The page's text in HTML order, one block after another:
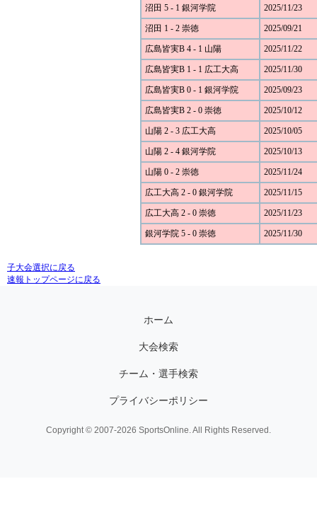
沼田 5 - 1 銀河学院 2025/11/23
沼田 1 - 2 崇徳 2025/09/21
広島皆実B 4 - 1 山陽 2025/11/22
広島皆実B 1 - 1 広工大高 2025/11/30
広島皆実B 0 - 1 銀河学院 2025/09/23
広島皆実B 2 - 0 崇徳 2025/10/12
山陽 2 - 3 広工大高 2025/10/05
山陽 2 - 4 銀河学院 2025/10/13
山陽 0 - 2 崇徳 2025/11/24
広工大高 2 - 0 銀河学院 2025/11/15
広工大高 2 - 0 崇徳 2025/11/23
銀河学院 5 - 0 崇徳 2025/11/30
子大会選択に戻る
速報トップページに戻る
ホーム
大会検索
チーム・選手検索
プライバシーポリシー
Copyright © 2007-2026 SportsOnline. All Rights Reserved.